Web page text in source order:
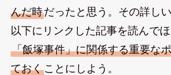
んだ時だったと思う。その詳し
以下にリンクした記事を読んでほ
「飯塚事件」に関係する重要な
ておくことにしよう。